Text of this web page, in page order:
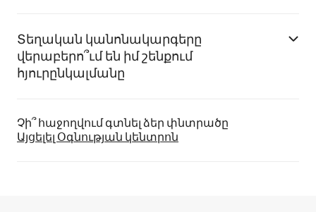
Տեղական կանոնակարգերը
վերաբերո՞ւմ են իմ շենքում
հյուրընկալմանը
Չի՞ հաջողվում գտնել ձեր փնտրածը
Այցելել Օգնության կենտրոն